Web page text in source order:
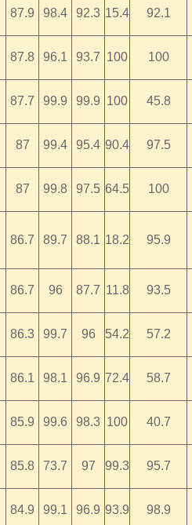
87.9 98.4 92.3 15.4 92.1
87.8 96.1 93.7 100 100
87.7 99.9 99.9 100 45.8
87 99.4 95.4 90.4 97.5
87 99.8 97.5 64.5 100
86.7 89.7 88.1 18.2 95.9
86.7 96 87.7 11.8 93.5
86.3 99.7 96 54.2 57.2
86.1 98.1 96.9 72.4 58.7
85.9 99.6 98.3 100 40.7
85.8 73.7 97 99.3 95.7
84.9 99.1 96.9 93.9 98.9